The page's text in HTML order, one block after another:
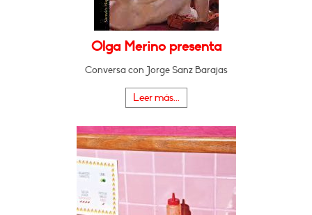
Olga Merino presenta
Conversa con Jorge Sanz Barajas
Leer más...